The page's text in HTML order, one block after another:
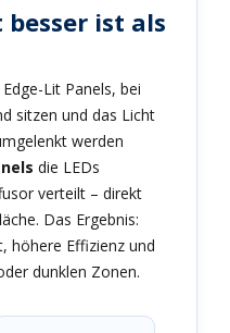
ist als
Lit Panels, bei
sitzen und das Licht
werden
die LEDs
verteilt – direkt
Das Ergebnis:
höhere Effizienz und
dunklen Zonen.